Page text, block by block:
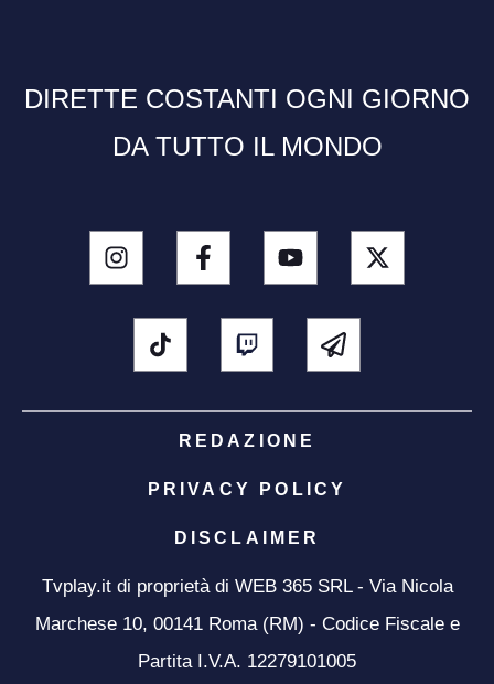
DIRETTE COSTANTI OGNI GIORNO
DA TUTTO IL MONDO
REDAZIONE
PRIVACY POLICY
DISCLAIMER
Tvplay.it di proprietà di WEB 365 SRL - Via Nicola
Marchese 10, 00141 Roma (RM) - Codice Fiscale e
Partita I.V.A. 12279101005